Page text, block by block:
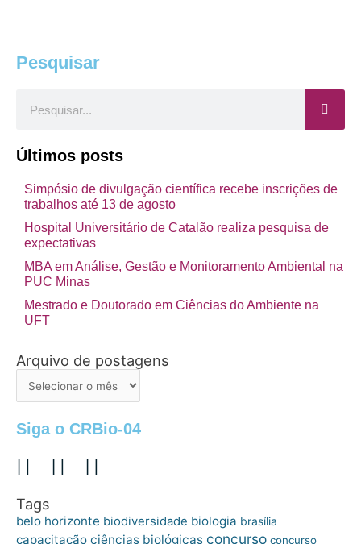
Pesquisar
Últimos posts
Simpósio de divulgação científica recebe inscrições de
trabalhos até 13 de agosto
Hospital Universitário de Catalão realiza pesquisa de
expectativas
MBA em Análise, Gestão e Monitoramento Ambiental na
PUC Minas
Mestrado e Doutorado em Ciências do Ambiente na
UFT
Arquivo de postagens
Arquivo
Siga o CRBio-04
Tags
belo horizonte biodiversidade biologia brasília
capacitação ciências biológicas concurso concurso